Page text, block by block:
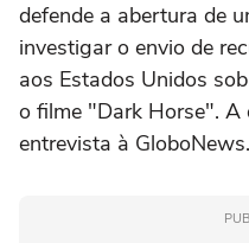
defende a abertura de
investigar o envio de
aos Estados Unidos
o filme "Dark Horse". A
entrevista à GloboNews.